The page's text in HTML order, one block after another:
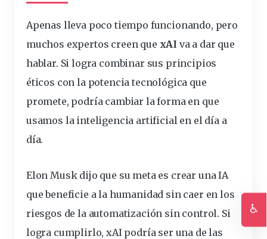
Apenas lleva poco tiempo funcionando, pero
muchos expertos creen que xAI va a dar que
hablar. Si logra combinar sus principios
éticos con la potencia tecnológica que
promete, podría cambiar la forma en que
usamos la inteligencia artificial en el día a
día.
Elon Musk dijo que su meta es crear una IA
que beneficie a la humanidad sin caer en los
riesgos de la automatización sin control. Si
logra cumplirlo, xAI podría ser una de las
♿